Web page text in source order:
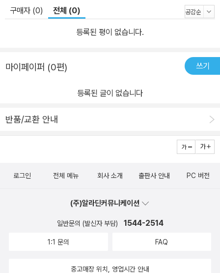
구매자 (0) 전체 (0)
등록된 평이 없습니다.
마이페이퍼 (0편) 쓰기
등록된 글이 없습니다
반품/교환 안내
로그인 전체 메뉴 회사 소개 출판사 안내 PC 버전
(주)알라딘커뮤니케이션
일반문의 (발신자 부담) 1544-2514
1:1 문의 FAQ
중고매장 위치, 영업시간 안내